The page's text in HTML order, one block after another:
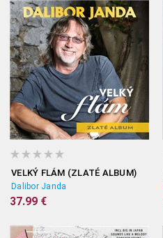
VELKÝ FLÁM (ZLATÉ ALBUM)
Dalibor Janda
37.99 €